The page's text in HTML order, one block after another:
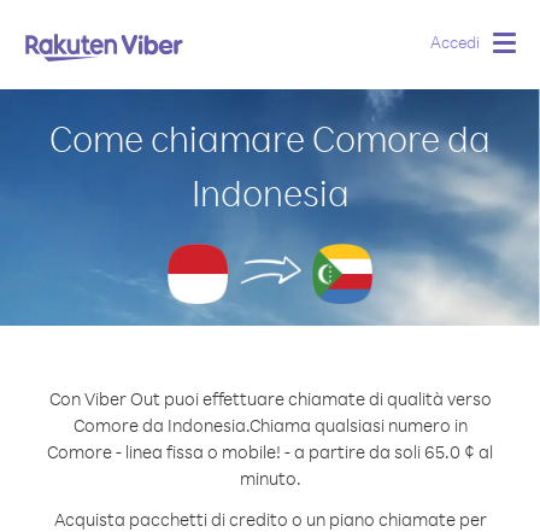
Accedi
Come chiamare Comore da
Indonesia
Con Viber Out puoi effettuare chiamate di qualità verso
Comore da Indonesia.Chiama qualsiasi numero in
Comore - linea fissa o mobile! - a partire da soli 65.0 ¢ al
minuto.
Acquista pacchetti di credito o un piano chiamate per